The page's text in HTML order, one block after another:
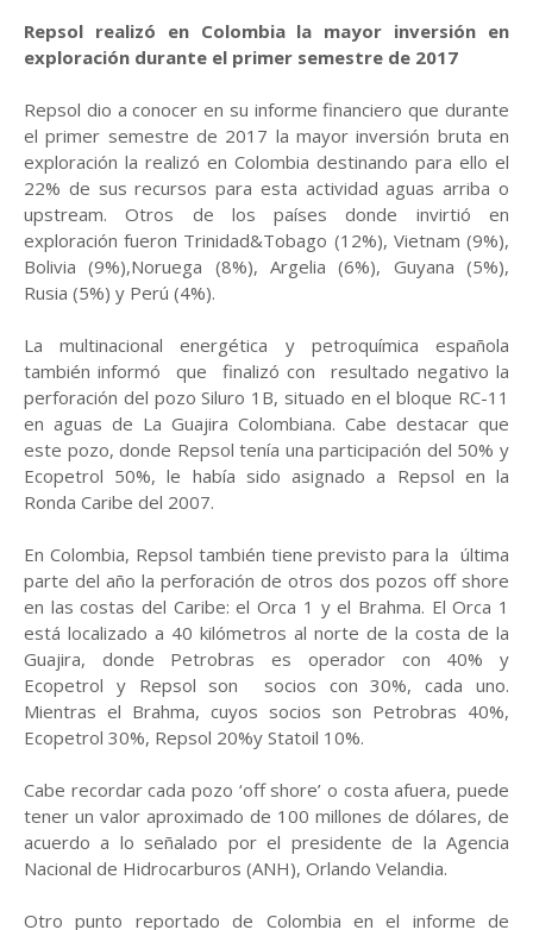
Repsol realizó en Colombia la mayor inversión en
exploración durante el primer semestre de 2017
Repsol dio a conocer en su informe financiero que durante
el primer semestre de 2017 la mayor inversión bruta en
exploración la realizó en Colombia destinando para ello el
22% de sus recursos para esta actividad aguas arriba o
upstream. Otros de los países donde invirtió en
exploración fueron Trinidad&Tobago (12%), Vietnam (9%),
Bolivia (9%),Noruega (8%), Argelia (6%), Guyana (5%),
Rusia (5%) y Perú (4%).
La multinacional energética y petroquímica española
también informó que finalizó con resultado negativo la
perforación del pozo Siluro 1B, situado en el bloque RC-11
en aguas de La Guajira Colombiana. Cabe destacar que
este pozo, donde Repsol tenía una participación del 50% y
Ecopetrol 50%, le había sido asignado a Repsol en la
Ronda Caribe del 2007.
En Colombia, Repsol también tiene previsto para la última
parte del año la perforación de otros dos pozos off shore
en las costas del Caribe: el Orca 1 y el Brahma. El Orca 1
está localizado a 40 kilómetros al norte de la costa de la
Guajira, donde Petrobras es operador con 40% y
Ecopetrol y Repsol son socios con 30%, cada uno.
Mientras el Brahma, cuyos socios son Petrobras 40%,
Ecopetrol 30%, Repsol 20%y Statoil 10%.
Cabe recordar cada pozo ‘off shore’ o costa afuera, puede
tener un valor aproximado de 100 millones de dólares, de
acuerdo a lo señalado por el presidente de la Agencia
Nacional de Hidrocarburos (ANH), Orlando Velandia.
Otro punto reportado de Colombia en el informe de